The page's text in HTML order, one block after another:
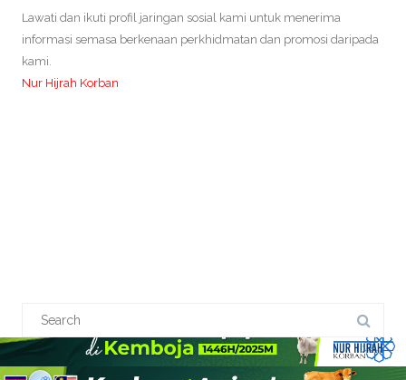
Lawati dan ikuti profil jaringan sosial kami untuk menerima
informasi semasa berkenaan perkhidmatan dan promosi daripada
kami.
Nur Hijrah Korban